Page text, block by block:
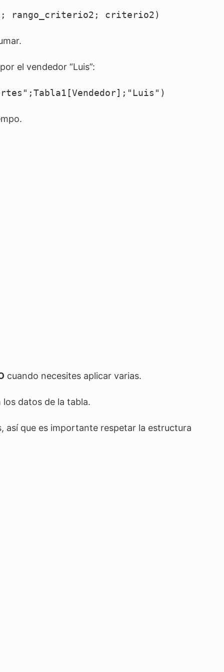
rango_criterio2; criterio2)
el vendedor “Luis”:
cuando necesites aplicar varias.
datos de la tabla.
así que es importante respetar la estructura